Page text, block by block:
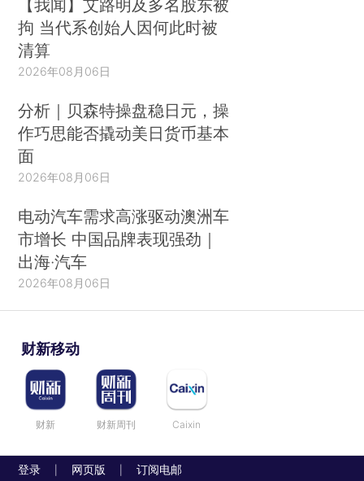
【我闻】艾路明及多名股东被
拘 当代系创始人因何此时被
清算
2026年08月06日
分析｜贝森特操盘稳日元，操
作巧思能否撬动美日货币基本
面
2026年08月06日
电动汽车需求高涨驱动澳洲车
市增长 中国品牌表现强劲｜
出海·汽车
2026年08月06日
财新移动
财新 财新周刊 Caixin
登录 网页版 订阅电邮